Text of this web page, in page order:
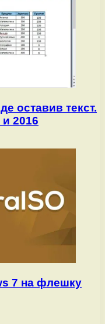
оставив текст.
и 2016
7 на флешку